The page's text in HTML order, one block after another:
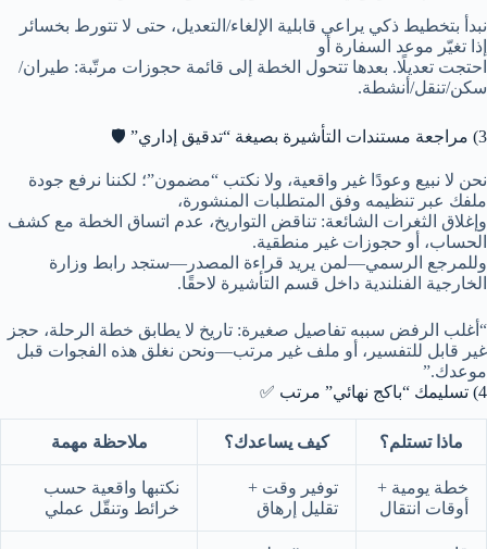
نبدأ بتخطيط ذكي يراعي قابلية الإلغاء/التعديل، حتى لا تتورط بخسائر
إذا تغيّر موعد السفارة أو
احتجت تعديلًا. بعدها تتحول الخطة إلى قائمة حجوزات مرتّبة: طيران/
سكن/تنقل/أنشطة.
3) مراجعة مستندات التأشيرة بصيغة “تدقيق إداري” 🛡️
نحن لا نبيع وعودًا غير واقعية، ولا نكتب “مضمون”؛ لكننا نرفع جودة
ملفك عبر تنظيمه وفق المتطلبات المنشورة،
وإغلاق الثغرات الشائعة: تناقض التواريخ، عدم اتساق الخطة مع كشف
الحساب، أو حجوزات غير منطقية.
وللمرجع الرسمي—لمن يريد قراءة المصدر—ستجد رابط وزارة
الخارجية الفنلندية داخل قسم التأشيرة لاحقًا.
“أغلب الرفض سببه تفاصيل صغيرة: تاريخ لا يطابق خطة الرحلة، حجز
غير قابل للتفسير، أو ملف غير مرتب—ونحن نغلق هذه الفجوات قبل
موعدك.”
4) تسليمك “باكج نهائي” مرتب ✅
ماذا تستلم؟ كيف يساعدك؟ ملاحظة مهمة
خطة يومية +
أوقات انتقال
توفير وقت +
تقليل إرهاق
نكتبها واقعية حسب
خرائط وتنقّل عملي